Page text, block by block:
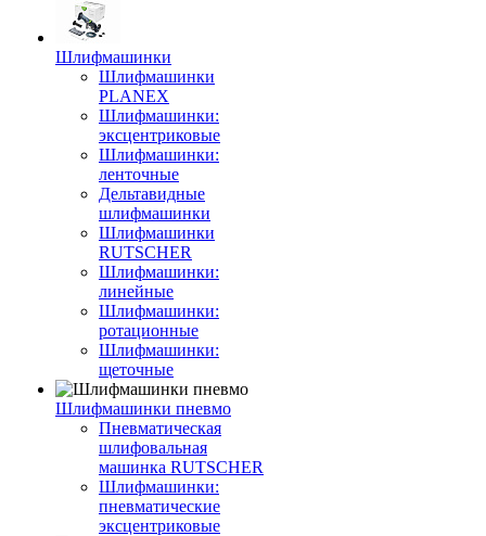
Шлифмашинки
Шлифмашинки
PLANEX
Шлифмашинки:
эксцентриковые
Шлифмашинки:
ленточные
Дельтавидные
шлифмашинки
Шлифмашинки
RUTSCHER
Шлифмашинки:
линейные
Шлифмашинки:
ротационные
Шлифмашинки:
щеточные
Шлифмашинки пневмо
Пневматическая
шлифовальная
машинка RUTSCHER
Шлифмашинки:
пневматические
эксцентриковые